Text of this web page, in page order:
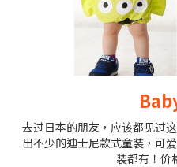
去过日本的朋友，应该都见过
出不少的迪士尼款式童装，可
装都有！价